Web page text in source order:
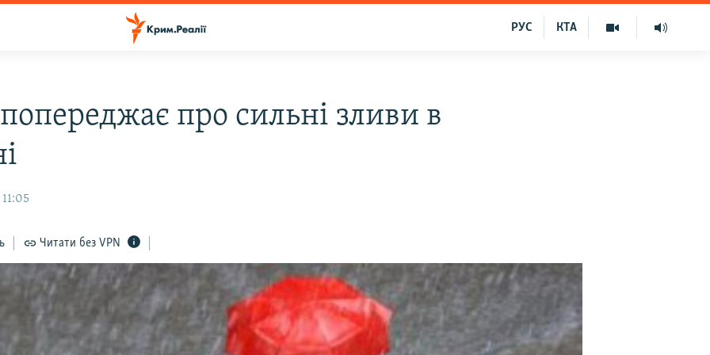
КТА
РУС
про сильні зливи в
Читати без VPN